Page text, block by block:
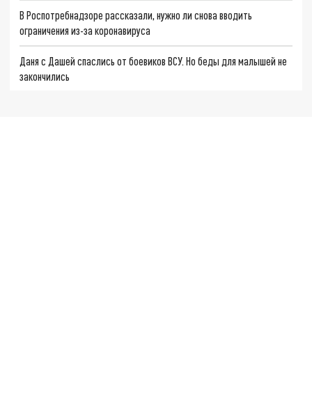
В Роспотребнадзоре рассказали, нужно ли снова вводить
ограничения из-за коронавируса
Даня с Дашей спаслись от боевиков ВСУ. Но беды для малышей не
закончились